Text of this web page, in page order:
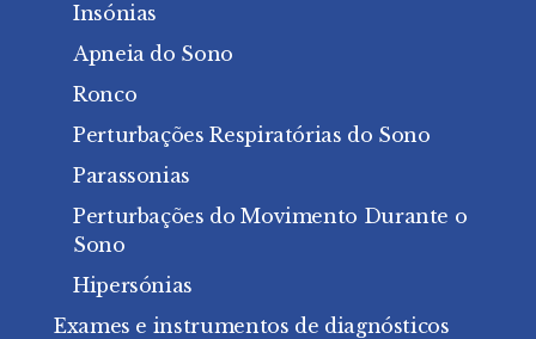
Insónias
Apneia do Sono
Ronco
Perturbações Respiratórias do Sono
Parassonias
Perturbações do Movimento Durante o
Sono
Hipersónias
Exames e instrumentos de diagnósticos